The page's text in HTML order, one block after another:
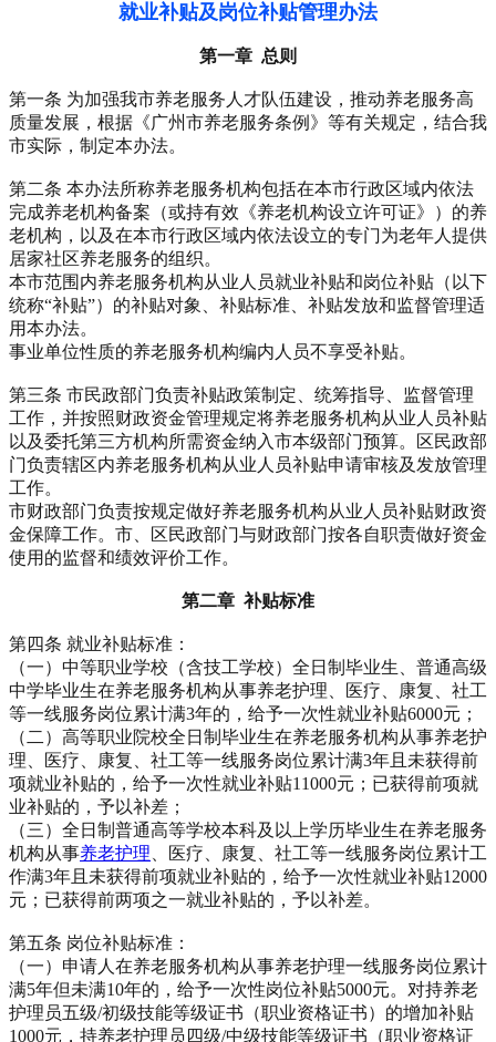
就业补贴及岗位补贴管理办法
第一章 总则
第一条 为加强我市养老服务人才队伍建设，推动养老服务高
质量发展，根据《广州市养老服务条例》等有关规定，结合我
市实际，制定本办法。
第二条 本办法所称养老服务机构包括在本市行政区域内依法
完成养老机构备案（或持有效《养老机构设立许可证》）的养
老机构，以及在本市行政区域内依法设立的专门为老年人提供
居家社区养老服务的组织。
本市范围内养老服务机构从业人员就业补贴和岗位补贴（以下
统称“补贴”）的补贴对象、补贴标准、补贴发放和监督管理适
用本办法。
事业单位性质的养老服务机构编内人员不享受补贴。
第三条 市民政部门负责补贴政策制定、统筹指导、监督管理
工作，并按照财政资金管理规定将养老服务机构从业人员补贴
以及委托第三方机构所需资金纳入市本级部门预算。区民政部
门负责辖区内养老服务机构从业人员补贴申请审核及发放管理
工作。
市财政部门负责按规定做好养老服务机构从业人员补贴财政资
金保障工作。市、区民政部门与财政部门按各自职责做好资金
使用的监督和绩效评价工作。
第二章 补贴标准
第四条 就业补贴标准：
（一）中等职业学校（含技工学校）全日制毕业生、普通高级
中学毕业生在养老服务机构从事养老护理、医疗、康复、社工
等一线服务岗位累计满3年的，给予一次性就业补贴6000元；
（二）高等职业院校全日制毕业生在养老服务机构从事养老护
理、医疗、康复、社工等一线服务岗位累计满3年且未获得前
项就业补贴的，给予一次性就业补贴11000元；已获得前项就
业补贴的，予以补差；
（三）全日制普通高等学校本科及以上学历毕业生在养老服务
机构从事养老护理 、医疗、康复、社工等一线服务岗位累计工
作满3年且未获得前项就业补贴的，给予一次性就业补贴12000
元；已获得前两项之一就业补贴的，予以补差。
第五条 岗位补贴标准：
（一）申请人在养老服务机构从事养老护理一线服务岗位累计
满5年但未满10年的，给予一次性岗位补贴5000元。对持养老
护理员五级/初级技能等级证书（职业资格证书）的增加补贴
1000元，持养老护理员四级/中级技能等级证书（职业资格证